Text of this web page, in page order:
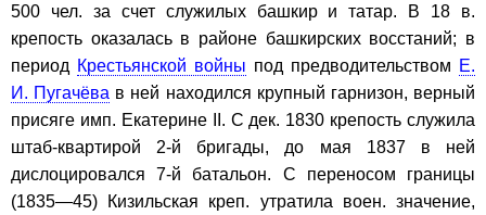
500 чел. за счет служилых башкир и татар. В 18 в.
крепость оказалась в районе башкирских восстаний; в
период Крестьянской войны под предводительством Е.
И. Пугачёва в ней находился крупный гарнизон, верный
присяге имп. Екатерине II. С дек. 1830 крепость служила
штаб-квартирой 2-й бригады, до мая 1837 в ней
дислоцировался 7-й батальон. С переносом границы
(1835—45) Кизильская креп. утратила воен. значение,